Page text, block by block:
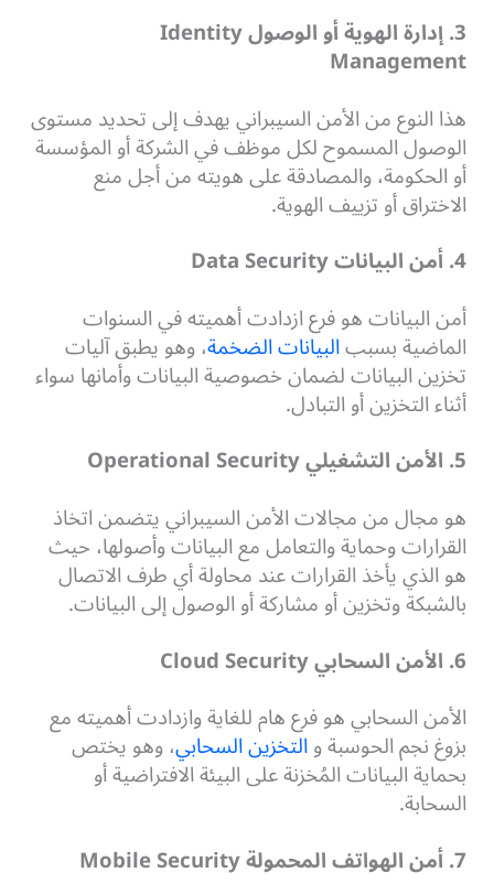
3. إدارة الهوية أو الوصول Identity
Management
هذا النوع من الأمن السيبراني يهدف إلى تحديد مستوى
الوصول المسموح لكل موظف في الشركة أو المؤسسة
أو الحكومة، والمصادقة على هويته من أجل منع
الاختراق أو تزييف الهوية.
4. أمن البيانات Data Security
أمن البيانات هو فرع ازدادت أهميته في السنوات
الماضية بسببالبيانات الضخمة، وهو يطبق آليات
تخزين البيانات لضمان خصوصية البيانات وأمانها سواء
أثناء التخزين أو التبادل.
5. الأمن التشغيلي Operational Security
هو مجال من مجالات الأمن السيبراني يتضمن اتخاذ
القرارات وحماية والتعامل مع البيانات وأصولها، حيث
هو الذي يأخذ القرارات عند محاولة أي طرف الاتصال
بالشبكة وتخزين أو مشاركة أو الوصول إلى البيانات.
6. الأمن السحابي Cloud Security
الأمن السحابي هو فرع هام للغاية وازدادت أهميته مع
بزوغ نجم الحوسبة والتخزين السحابي، وهو يختص
بحماية البيانات المُخزنة على البيئة الافتراضية أو
السحابة.
7. أمن الهواتف المحمولة Mobile Security